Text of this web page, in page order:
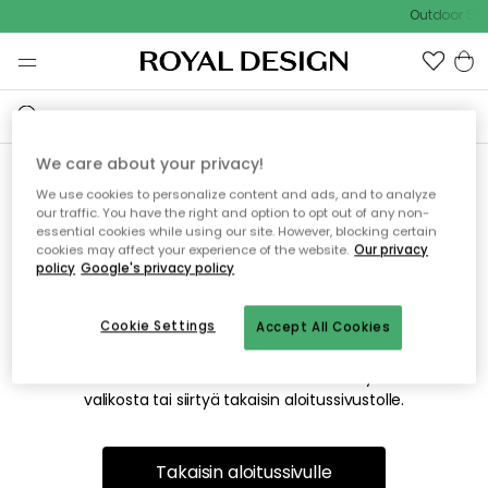
Outdoor
Emme valitettavasti löydä
etsimääsi sivua
Tämä voi johtua siitä, että sivua ei enää ole tai siitä, että se
on siirretty muualle. Pahoittelemme tästä mahdollisesti
valikosta tai siirtyä takaisin aloitussivustolle.
Takaisin aloitussivulle
We care about your privacy!
We use cookies to personalize content and ads, and to analyze
our traffic. You have the right and option to opt out of any non-
essential cookies while using our site. However, blocking certain
cookies may affect your experience of the website. Our privacy
policy Google's privacy policy
Accept All Cookies
Cookie Settings